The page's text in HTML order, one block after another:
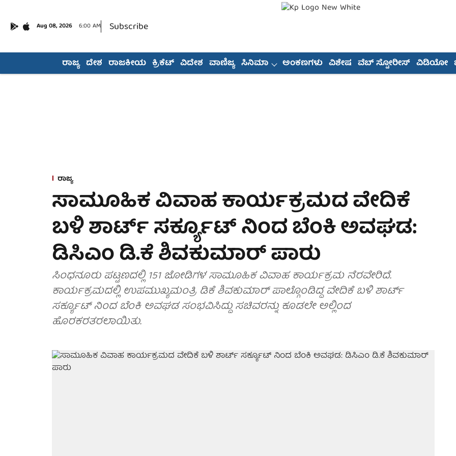
Aug 08, 2026 6:00 AM Subscribe
ರಾಜ್ಯ ದೇಶ ರಾಜಕೀಯ ಕ್ರಿಕೆಟ್ ವಿದೇಶ ವಾಣಿಜ್ಯ ಸಿನಿಮಾ ಅಂಕಣಗಳು ವಿಶೇಷ ವೆಬ್ ಸ್ಟೋರೀಸ್ ವಿಡಿಯೋ
ರಾಜ್ಯ
ಸಾಮೂಹಿಕ ವಿವಾಹ ಕಾರ್ಯಕ್ರಮದ ವೇದಿಕೆ
ಬಳಿ ಶಾರ್ಟ್ ಸರ್ಕ್ಯೂಟ್ ನಿಂದ ಬೆಂಕಿ ಅವಘಡ:
ಡಿಸಿಎಂ ಡಿ.ಕೆ ಶಿವಕುಮಾರ್ ಪಾರು
ಸಿಂಧನೂರು ಪಟ್ಟಣದಲ್ಲಿ 151 ಜೋಡಿಗಳ ಸಾಮೂಹಿಕ ವಿವಾಹ ಕಾರ್ಯಕ್ರಮ ನೆರವೇರಿದೆ.
ಕಾರ್ಯಕ್ರಮದಲ್ಲಿ ಉಪಮುಖ್ಯಮಂತ್ರಿ ಡಿಕೆ ಶಿವಕುಮಾರ್ ಪಾಲ್ಗೊಂಡಿದ್ದ ವೇದಿಕೆ ಬಳಿ ಶಾರ್ಟ್
ಸರ್ಕ್ಯೂಟ್ ನಿಂದ ಬೆಂಕಿ ಅವಘಡ ಸಂಭವಿಸಿದ್ದು ಸಚಿವರನ್ನು ಕೂಡಲೇ ಅಲ್ಲಿಂದ
ಹೊರಕರತರಲಾಯಿತು.